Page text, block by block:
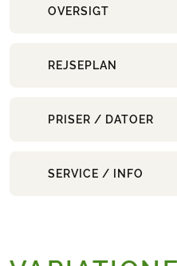
OVERSIGT
REJSEPLAN
PRISER / DATOER
SERVICE / INFO